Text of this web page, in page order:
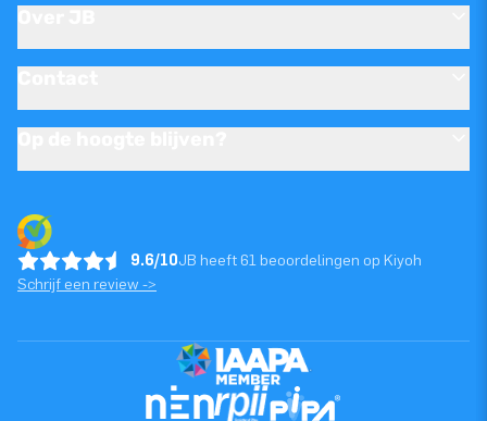
9.6/10JB heeft 61 beoordelingen op Kiyoh
Schrijf een review ->